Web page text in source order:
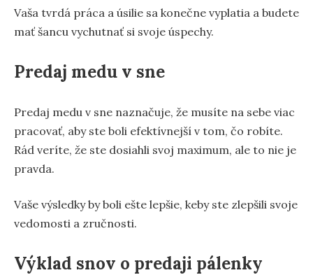
Vaša tvrdá práca a úsilie sa konečne vyplatia a budete
mať šancu vychutnať si svoje úspechy.
Predaj medu v sne
Predaj medu v sne naznačuje, že musíte na sebe viac
pracovať, aby ste boli efektívnejší v tom, čo robíte.
Rád veríte, že ste dosiahli svoj maximum, ale to nie je
pravda.
Vaše výsledky by boli ešte lepšie, keby ste zlepšili svoje
vedomosti a zručnosti.
Výklad snov o predaji pálenky